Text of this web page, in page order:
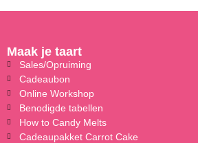
Maak je taart
Sales/Opruiming
Cadeaubon
Online Workshop
Benodigde tabellen
How to Candy Melts
Cadeaupakket Carrot Cake